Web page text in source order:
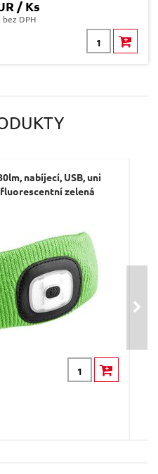
/ Ks
bez DPH
nabíjecí, USB, uni
zelená